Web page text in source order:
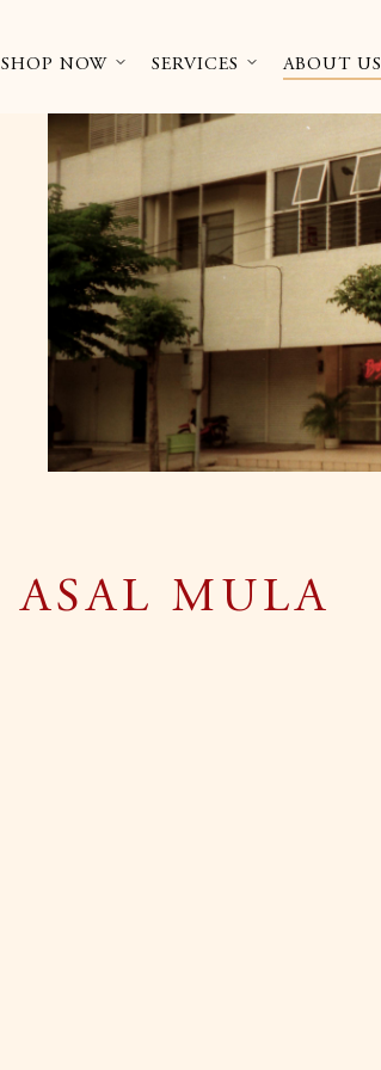
SHOP NOW SERVICES ABOUT US
ASAL MULA